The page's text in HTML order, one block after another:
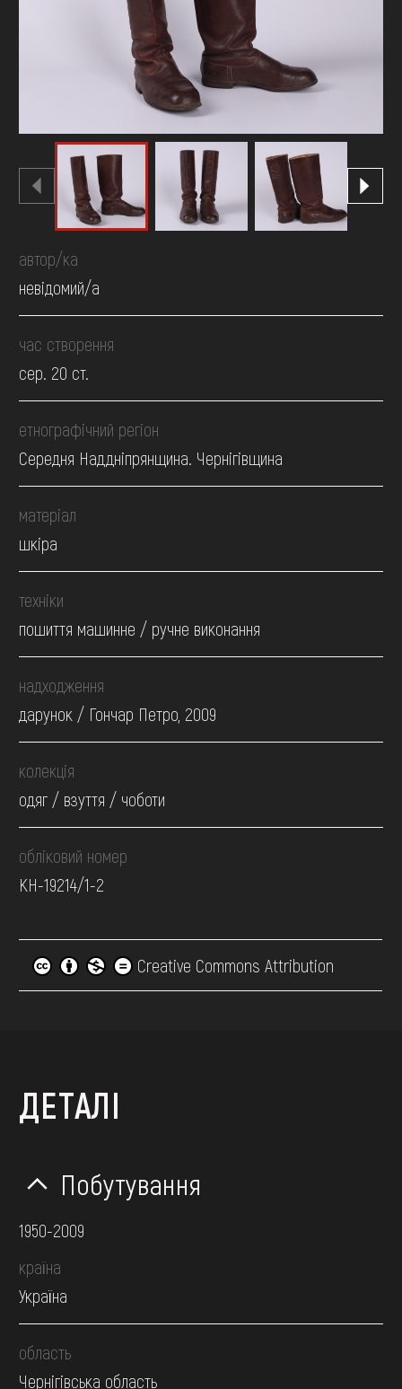
ОНЛАЙН-КРАМНИЦЯ
ПІДТРИМАТИ
автор/ка
невідомий/а
час створення
сер. 20 ст.
етнографічний регіон
Середня Наддніпрянщина. Чернігівщина
матеріал
шкіра
техніки
пошиття машинне / ручне виконання
надходження
дарунок / Гончар Петро, 2009
колекція
одяг / взуття / чоботи
обліковий номер
КН-19214/1-2
Creative Commons Attribution
ДЕТАЛІ
Побутування
1950-2009
країна
Україна
область
Чернігівська область